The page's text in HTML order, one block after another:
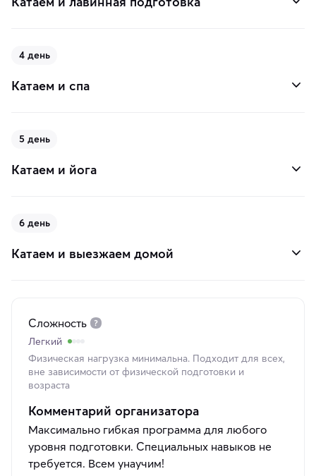
4 день
Катаем и спа
5 день
Катаем и йога
6 день
Катаем и выезжаем домой
Сложность
Легкий
Физическая нагрузка минимальна. Подходит для всех,
вне зависимости от физической подготовки и
возраста
Комментарий организатора
Максимально гибкая программа для любого
уровня подготовки. Специальных навыков не
требуется. Всем унаучим!